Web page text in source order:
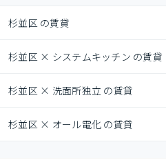
杉並区 の賃貸
杉並区 × システムキッチン の賃貸
杉並区 × 洗面所独立 の賃貸
杉並区 × オール電化 の賃貸